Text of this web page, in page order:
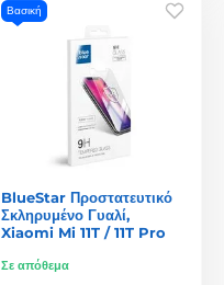
Βασική
BlueStar Προστατευτικό
Σκληρυμένο Γυαλί,
Xiaomi Mi 11T / 11T Pro
Σε απόθεμα